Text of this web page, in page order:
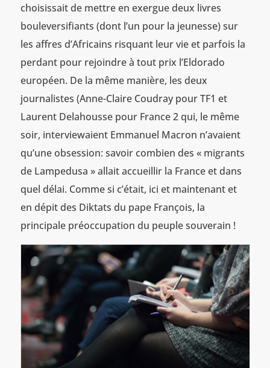
choisissait de mettre en exergue deux livres
bouleversifiants (dont l’un pour la jeunesse) sur
les affres d’Africains risquant leur vie et parfois la
perdant pour rejoindre à tout prix l’Eldorado
européen. De la même manière, les deux
journalistes (Anne-Claire Coudray pour TF1 et
Laurent Delahousse pour France 2 qui, le même
soir, interviewaient Emmanuel Macron n’avaient
qu’une obsession: savoir combien des « migrants
de Lampedusa » allait accueillir la France et dans
quel délai. Comme si c’était, ici et maintenant et
en dépit des Diktats du pape François, la
principale préoccupation du peuple souverain !